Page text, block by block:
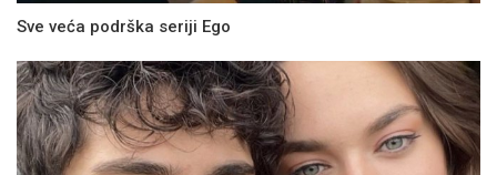
Sve veća podrška seriji Ego